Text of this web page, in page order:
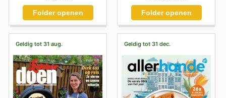
Folder openen Folder openen
Geldig tot 31 aug. Geldig tot 31 dec.